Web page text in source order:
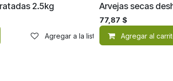
2.5kg
Agregar a la lista de deseos
Arvejas secas
77,87 $
Agregar al